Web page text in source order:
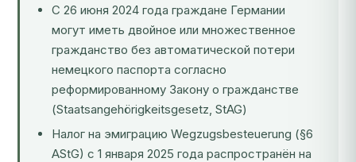
С 26 июня 2024 года граждане Германии
могут иметь двойное или множественное
гражданство без автоматической потери
немецкого паспорта согласно
реформированному Закону о гражданстве
(Staatsangehörigkeitsgesetz, StAG)
Налог на эмиграцию Wegzugsbesteuerung (§6
AStG) с 1 января 2025 года распространён на